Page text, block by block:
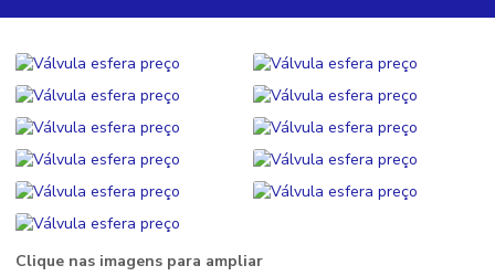
Clique nas imagens para ampliar